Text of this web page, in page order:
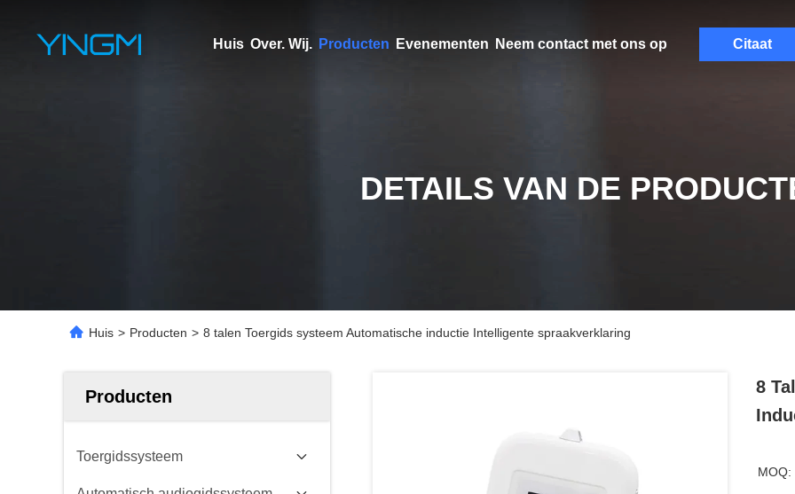
Huis Over. Wij. Producten Evenementen Neem contact met ons op Citaat
DETAILS VAN DE
Huis > Producten > 8 talen Toergids systeem Automatische inductie Intelligente spraakverklaring
Producten
Toergidssysteem
8
MOQ: